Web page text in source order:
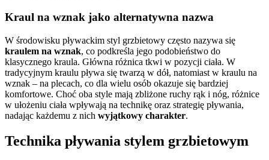
Kraul na wznak jako alternatywna nazwa
W środowisku pływackim styl grzbietowy często nazywa się
kraulem na wznak, co podkreśla jego podobieństwo do
klasycznego kraula. Główna różnica tkwi w pozycji ciała. W
tradycyjnym kraulu pływa się twarzą w dół, natomiast w kraulu na
wznak – na plecach, co dla wielu osób okazuje się bardziej
komfortowe. Choć oba style mają zbliżone ruchy rąk i nóg, różnice
w ułożeniu ciała wpływają na technikę oraz strategię pływania,
nadając każdemu z nich wyjątkowy charakter.
Technika pływania stylem grzbietowym